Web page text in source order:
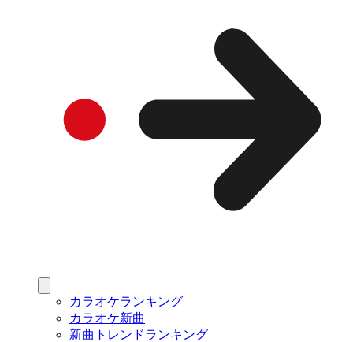
カラオケランキング
カラオケ新曲
新曲トレンドランキング